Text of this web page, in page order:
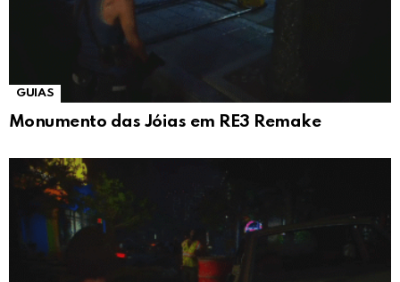
GUIAS
Monumento das Jóias em RE3 Remake